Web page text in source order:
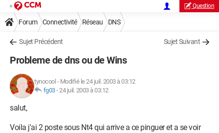
Question
Forum Connectivité Réseau DNS
Sujet Précédent Sujet Suivant
Probleme de dns ou de Wins
tynocool - Modifié le 24 juil. 2003 à 03:12
fg03-24 juil. 2003 à 03:12
salut,
Voila j'ai 2 poste sous Nt4 qui arrive a ce pinguer et a se voir